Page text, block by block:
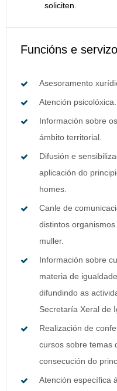
soliciten.
Funcións e
Asesoramento
Atención psicolóxica.
Información sobre
ámbito territorial.
Difusión e
aplicación do
homes.
Canle de
distintos
muller.
Información sobre
materia de
difundindo as
Secretaría Xeral de
Realización de
cursos sobre temas
consecución do
Atención específica